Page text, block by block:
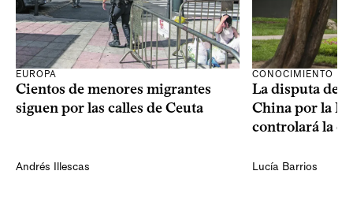
EUROPA
Cientos de menores migrantes
siguen por las calles de Ceuta
Andrés Illescas
CONOCIMIENTO
La disputa de
China por la
controlará la
Lucía Barrios